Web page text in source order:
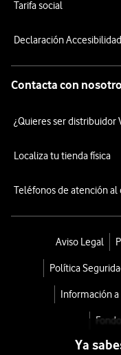
Tarifa social
Declaración Accesibilidad
Contacta con
¿Quieres ser distribuidor
Localiza tu tienda física
Teléfonos de atención
Aviso Legal
Política
Información
Ya